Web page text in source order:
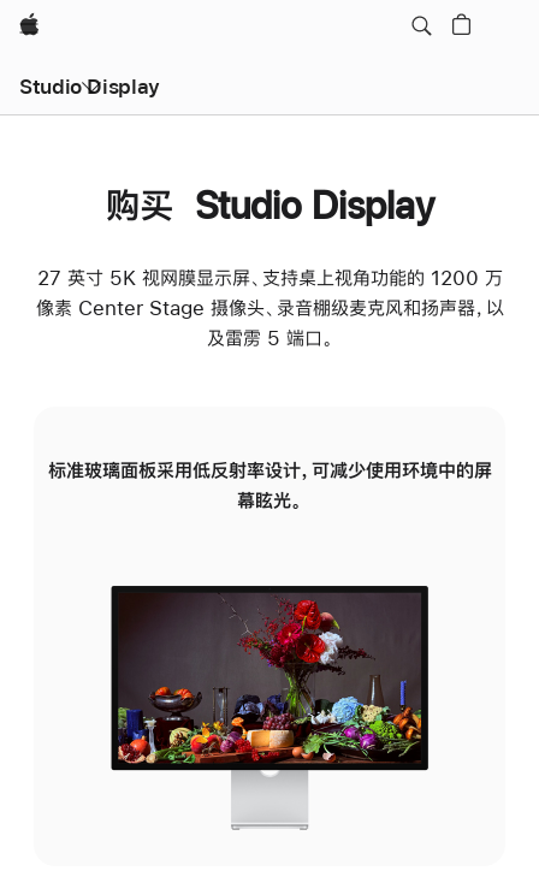
Apple
Studio Display
购买 Studio Display
27 英寸 5K 视网膜显示屏、支持桌上视角功能的 1200 万
像素 Center Stage 摄像头、录音棚级麦克风和扬声器，以
及雷雳 5 端口。
标准玻璃面板采用低反射率设计，可减少使用环境中的屏
幕眩光。